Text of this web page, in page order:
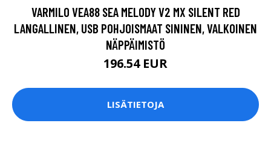
VARMILO VEA88 SEA MELODY V2 MX SILENT RED
LANGALLINEN, USB POHJOISMAAT SININEN, VALKOINEN
NÄPPÄIMISTÖ
196.54 EUR
LISÄTIETOJA